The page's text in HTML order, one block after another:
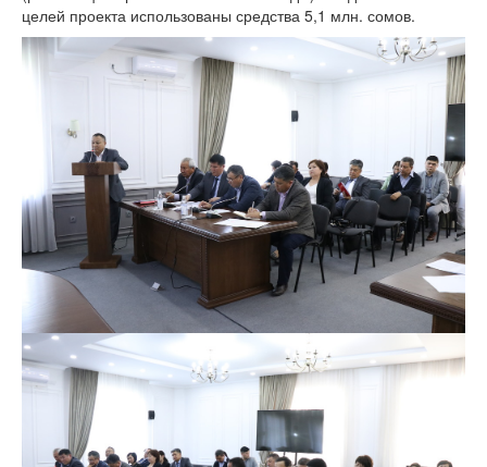
целей проекта использованы средства 5,1 млн. сомов.